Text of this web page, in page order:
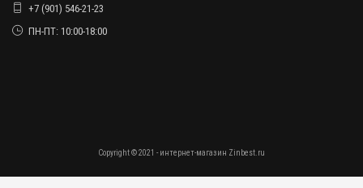
+7 (901) 546-21-23
ПН-ПТ: 10:00-18:00
Copyright © 2021 - интернет-магазин Zinbest.ru